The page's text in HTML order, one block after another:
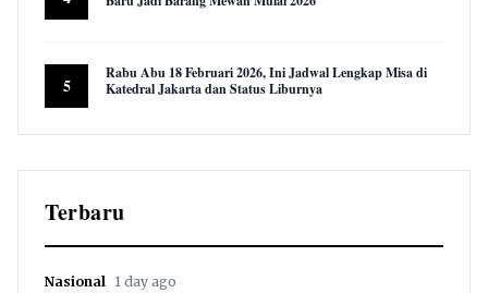
5
Rabu Abu 18 Februari 2026, Ini Jadwal Lengkap Misa di
Katedral Jakarta dan Status Liburnya
Terbaru
Nasional 1 day ago